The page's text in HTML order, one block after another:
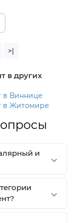
>|
в других
в Виннице
в Житомире
и